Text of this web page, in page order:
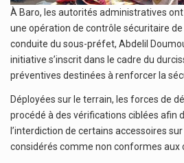
À Baro, les autorités administratives
une opération de contrôle sécuritaire
conduite du sous-préfet, Abdelil
initiative s’inscrit dans le cadre du
préventives destinées à renforcer la
Déployées sur le terrain, les forces de
procédé à des vérifications ciblées afin
l’interdiction de certains accessoires
considérés comme non conformes aux